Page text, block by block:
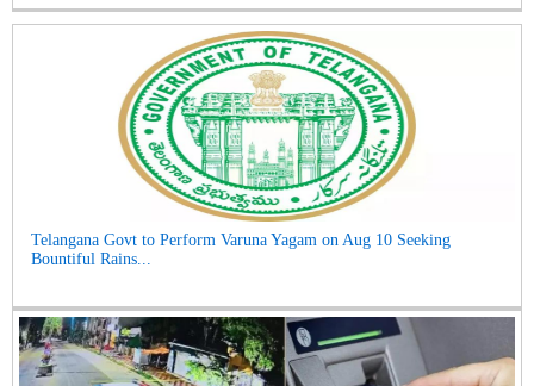
Telangana Govt to Perform Varuna Yagam on Aug 10 Seeking
Bountiful Rains...